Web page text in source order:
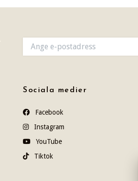
Sociala medier
Facebook
Instagram
YouTube
Tiktok